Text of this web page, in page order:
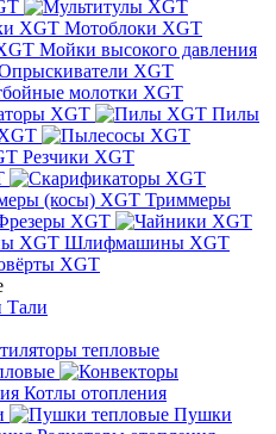
Мотоблоки XGT
Мойки высокого давления
XGT
молотки XGT
XGT
Пилы
Резчики XGT
Триммеры
XGT
Шлифмашины XGT
XGT
Тали
тепловые
Котлы отопления
Пушки